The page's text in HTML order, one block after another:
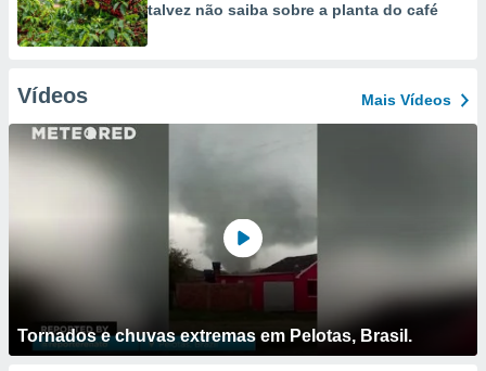
talvez não saiba sobre a planta do café
Vídeos Mais Vídeos
Tornados e chuvas extremas em Pelotas, Brasil.